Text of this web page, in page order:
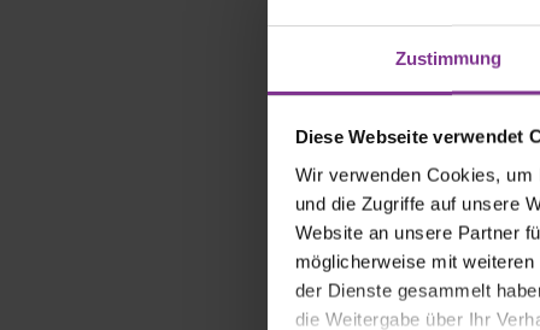
Zustimmung
Diese Webseite verwendet
Wir verwenden Cookies,
und die Zugriffe auf unsere
Website an unsere Partner
möglicherweise mit
der Dienste gesammelt
die Weitergabe über Ihr
29,99 €*